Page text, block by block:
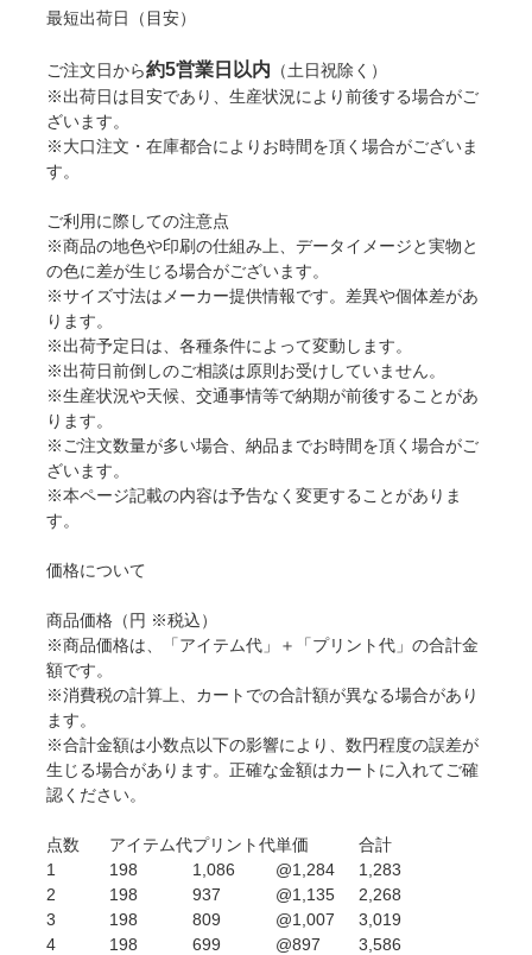
最短出荷日（目安）
ご注文日から約5営業日以内 （土日祝除く）
※出荷日は目安であり、生産状況により前後する場合がご
ざいます。
※大口注文・在庫都合によりお時間を頂く場合がございま
す。
ご利用に際しての注意点
※商品の地色や印刷の仕組み上、データイメージと実物と
の色に差が生じる場合がございます。
※サイズ寸法はメーカー提供情報です。差異や個体差があ
ります。
※出荷予定日は、各種条件によって変動します。
※出荷日前倒しのご相談は原則お受けしていません。
※生産状況や天候、交通事情等で納期が前後することがあ
ります。
※ご注文数量が多い場合、納品までお時間を頂く場合がご
ざいます。
※本ページ記載の内容は予告なく変更することがありま
す。
価格について
商品価格 （円 ※税込）
※商品価格は、「アイテム代」＋「プリント代」の合計金
額です。
※消費税の計算上、カートでの合計額が異なる場合があり
ます。
※合計金額は小数点以下の影響により、数円程度の誤差が
生じる場合があります。正確な金額はカートに入れてご確
認ください。
点数 アイテム代プリント代単価
合計
1
198 1,086 @1,284
1,283
2
198 937 @1,135
2,268
3
198 809 @1,007
3,019
4
198 699 @897
3,586